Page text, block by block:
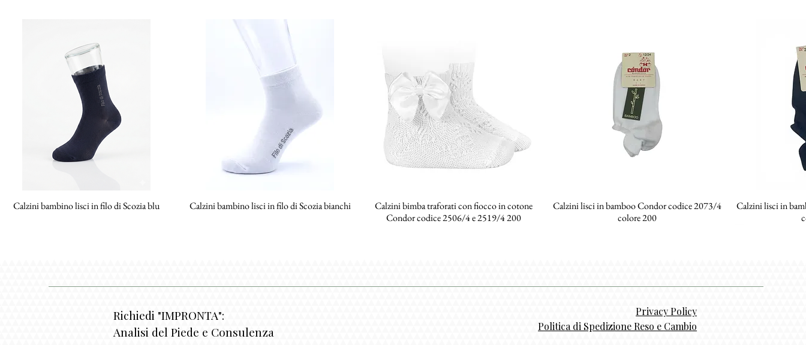
Vista rapida
Calzini bambino lisci in filo di Scozia blu Vista rapida
Calzini bambino lisci in filo di Scozia bianchi Vista rapida
Calzini bimba traforati con fiocco in cotone
Condor codice 2506/4 e 2519/4 200
Vista rapida
Calzini lisci in bamboo Condor codice 2073/4
colore 200
Calzini lisci in
Richiedi "IMPRONTA":
Analisi del Piede e Consulenza
Privacy Policy
Politica di Spedizione Reso e Cambio